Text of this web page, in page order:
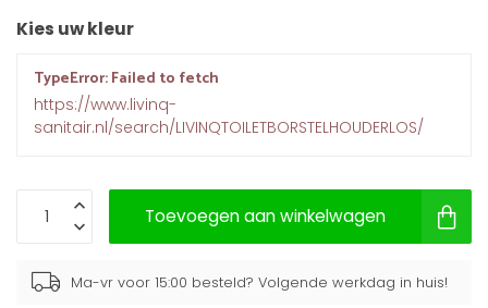
Kies uw kleur
TypeError: Failed to fetch
https://www.livinq-
sanitair.nl/search/LIVINQTOILETBORSTELHOUDERLOS/
Toevoegen aan winkelwagen
Ma-vr voor 15:00 besteld? Volgende werkdag in huis!